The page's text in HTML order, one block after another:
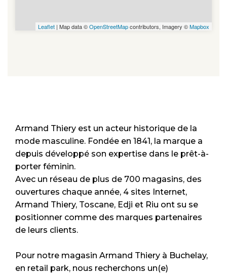
Leaflet | Map data ©OpenStreetMapcontributors, Imagery ©Mapbox
Armand Thiery est un acteur historique de la
mode masculine. Fondée en 1841, la marque a
depuis développé son expertise dans le prêt-à-
porter féminin.
Avec un réseau de plus de 700 magasins, des
ouvertures chaque année, 4 sites Internet,
Armand Thiery, Toscane, Edji et Riu ont su se
positionner comme des marques partenaires
de leurs clients.
Pour notre magasin Armand Thiery à Buchelay,
en retail park, nous recherchons un(e)